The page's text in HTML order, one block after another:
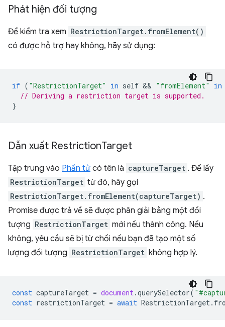
Phát hiện đối tượng
Để kiểm tra xem RestrictionTarget.fromElement()
có được hỗ trợ hay không, hãy sử dụng:
if ( "RestrictionTarget" in self && "fromElement"
in
// Deriving a restriction target is supported.
}
Dẫn xuất RestrictionTarget
Tập trung vào Phần tử có tên là captureTarget . Để lấy
RestrictionTarget từ đó, hãy gọi
RestrictionTarget.fromElement(captureTarget) .
Promise được trả về sẽ được phân giải bằng một đối
tượng RestrictionTarget mới nếu thành công. Nếu
không, yêu cầu sẽ bị từ chối nếu bạn đã tạo một số
lượng đối tượng RestrictionTarget không hợp lý.
const captureTarget = document .querySelector(
const restrictionTarget = await RestrictionTarget .